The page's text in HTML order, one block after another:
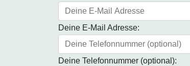
Deine E-Mail Adresse:
Deine Telefonnummer (optional):